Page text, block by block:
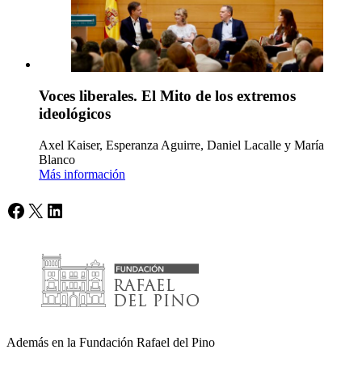
Voces liberales. El Mito de los extremos
ideológicos
Axel Kaiser, Esperanza Aguirre, Daniel Lacalle y María
Blanco
Más información
Facebook
X LinkedIn
Además en la Fundación Rafael del Pino